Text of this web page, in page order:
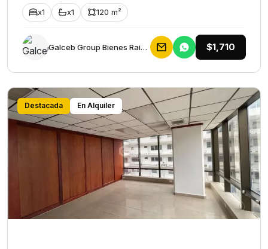
x1 x1 120 m²
Galceb Group Bienes Raices $1,710
Destacada En Alquiler